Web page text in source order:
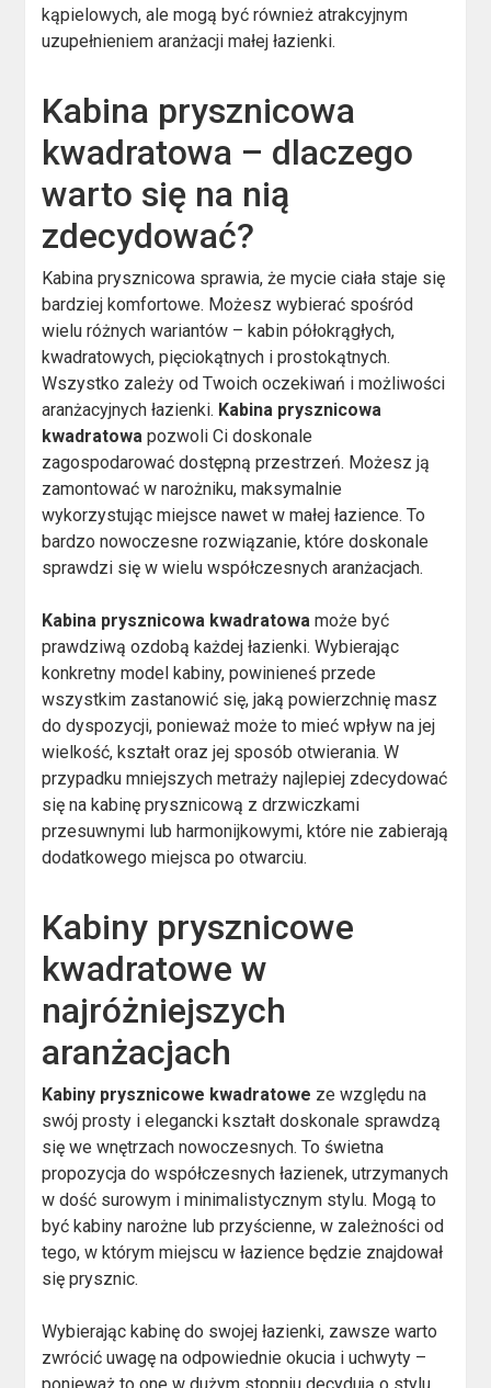
kąpielowych, ale mogą być również atrakcyjnym
uzupełnieniem aranżacji małej łazienki.
Kabina prysznicowa
kwadratowa – dlaczego
warto się na nią
zdecydować?
Kabina prysznicowa sprawia, że mycie ciała staje się
bardziej komfortowe. Możesz wybierać spośród
wielu różnych wariantów – kabin półokrągłych,
kwadratowych, pięciokątnych i prostokątnych.
Wszystko zależy od Twoich oczekiwań i możliwości
aranżacyjnych łazienki. Kabina prysznicowa
kwadratowapozwoli Ci doskonale
zagospodarować dostępną przestrzeń. Możesz ją
zamontować w narożniku, maksymalnie
wykorzystując miejsce nawet w małej łazience. To
bardzo nowoczesne rozwiązanie, które doskonale
sprawdzi się w wielu współczesnych aranżacjach.
Kabina prysznicowa kwadratowamoże być
prawdziwą ozdobą każdej łazienki. Wybierając
konkretny model kabiny, powinieneś przede
wszystkim zastanowić się, jaką powierzchnię masz
do dyspozycji, ponieważ może to mieć wpływ na jej
wielkość, kształt oraz jej sposób otwierania. W
przypadku mniejszych metraży najlepiej zdecydować
się na kabinę prysznicową z drzwiczkami
przesuwnymi lub harmonijkowymi, które nie zabierają
dodatkowego miejsca po otwarciu.
Kabiny prysznicowe
kwadratowe w
najróżniejszych
aranżacjach
Kabiny prysznicowe kwadratowe ze względu na
swój prosty i elegancki kształt doskonale sprawdzą
się we wnętrzach nowoczesnych. To świetna
propozycja do współczesnych łazienek, utrzymanych
w dość surowym i minimalistycznym stylu. Mogą to
być kabiny narożne lub przyścienne, w zależności od
tego, w którym miejscu w łazience będzie znajdował
się prysznic.
Wybierając kabinę do swojej łazienki, zawsze warto
zwrócić uwagę na odpowiednie okucia i uchwyty –